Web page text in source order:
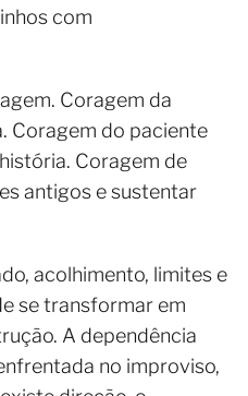
com
Coragem da
Coragem do paciente
Coragem de
antigos e sustentar
acolhimento, limites e
se transformar em
A dependência
no improviso,